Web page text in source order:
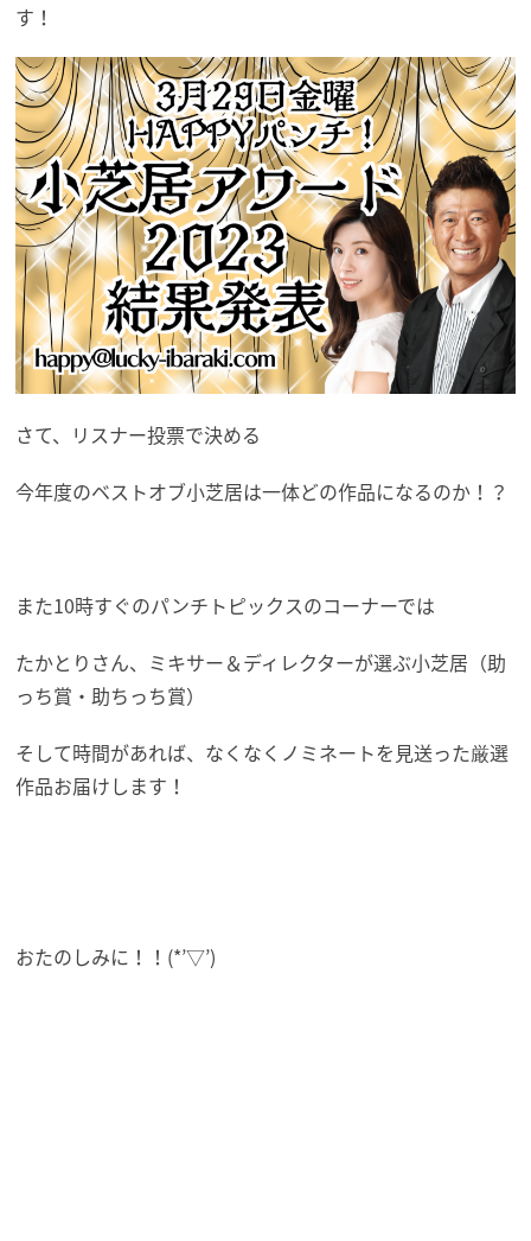
す！
さて、リスナー投票で決める
今年度のベストオブ小芝居は一体どの作品になるのか！？
また10時すぐのパンチトピックスのコーナーでは
たかとりさん、ミキサー＆ディレクターが選ぶ小芝居（助
っち賞・助ちっち賞）
そして時間があれば、なくなくノミネートを見送った厳選
作品お届けします！
おたのしみに！！(*’▽’)